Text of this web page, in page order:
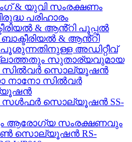
& യുവി സംരക്ഷണം
പരിഹാരം
& ആൻ്റി പൂപ്പൽ
& ആൻ്റി
അഡിറ്റീവ്
സുതാര്യവുമായ
സിൽവർ സൊല്യൂഷൻ
നാനോ സിൽവർ
സൾഫർ സൊല്യൂഷൻ SS-
ആരോഗ്യ സംരക്ഷണവും
സൊല്യൂഷൻ RS-